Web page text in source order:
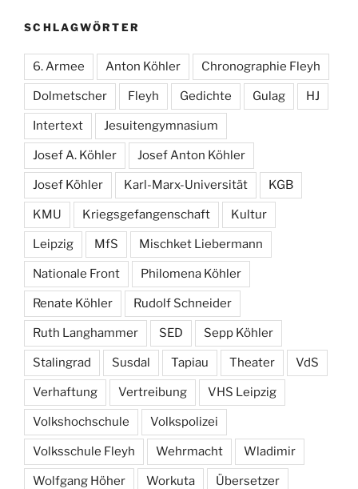
SCHLAGWÖRTER
6. Armee Anton Köhler Chronographie Fleyh
Dolmetscher Fleyh Gedichte Gulag HJ
Intertext Jesuitengymnasium
Josef A. Köhler Josef Anton Köhler
Josef Köhler Karl-Marx-Universität KGB
KMU Kriegsgefangenschaft Kultur
Leipzig MfS Mischket Liebermann
Nationale Front Philomena Köhler
Renate Köhler Rudolf Schneider
Ruth Langhammer SED Sepp Köhler
Stalingrad Susdal Tapiau Theater VdS
Verhaftung Vertreibung VHS Leipzig
Volkshochschule Volkspolizei
Volksschule Fleyh Wehrmacht Wladimir
Wolfgang Höher Workuta Übersetzer